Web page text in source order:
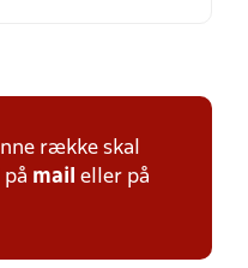
række skal
mail eller på